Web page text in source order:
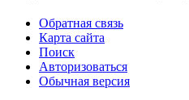
Обратная связь
Карта сайта
Поиск
Авторизоваться
Обычная версия